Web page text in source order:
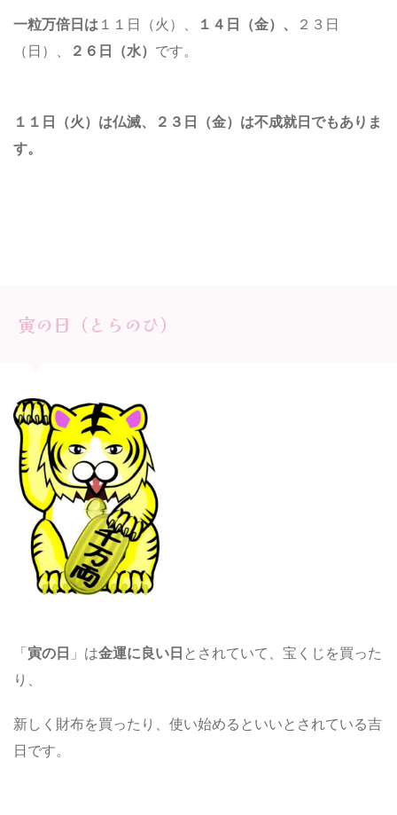
一粒万倍日は １１日（火）、 １４日（金）、
２３日
（日）、
２６日（水） です。
１１日（火）は仏滅、２３日（金） は不成就日でもありま
す。
寅の日（とらのひ）
「寅の日 」は金運に良い日 とされていて、宝くじを買った
り、
新しく財布を買ったり、使い始めるといいとされている吉
日です。